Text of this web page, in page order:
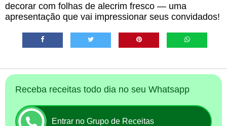
decorar com folhas de alecrim fresco — uma
apresentação que vai impressionar seus convidados!
Receba receitas todo dia no seu Whatsapp
Entrar no Grupo de Receitas